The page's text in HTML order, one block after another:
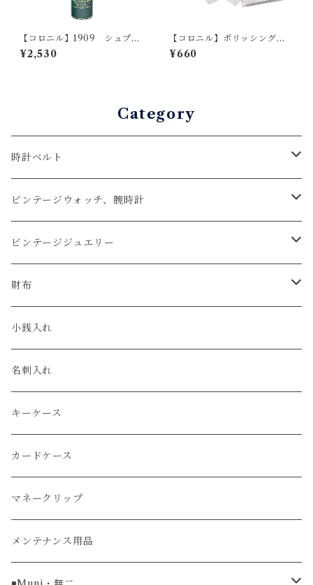
【コロニル】1909 シュプリ
ーム プロテクト スプレー
¥2,530
【コロニル】ポリッシングク
ロス
¥660
Category
時計ベルト
アップルウォッチベルト
コードバン
クロコダイル
エコレザー
エレファント
アリゲーター
リザード
ガルーシャ（エイ）
牛革
ビンテージウォッチ、腕時計
オメガ / OMEGA
ユリスナルダン / ULYSSE NARDIN
セイコー / SEIKO
ルミノックス / LUMINOX
エルメス / HERMES
ビンテージジュエリー
カルティエ / Cartier
財布
コンパクト
長財布
小銭入れ
名刺入れ
キーケース
カードケース
マネークリップ
メンテナンス用品